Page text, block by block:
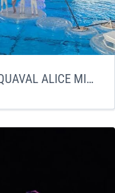
INAUGURATION PISCINE AQUAVAL ALICE MILLAT